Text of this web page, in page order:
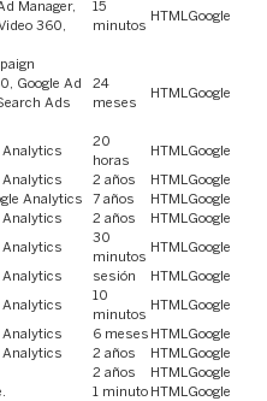
Manager,
360,
15
minutos
HTMLGoogle
Google Ad
Ads
24
meses
HTMLGoogle
Analytics
20
horas
HTMLGoogle
Analytics 2 años HTMLGoogle
Analytics 7 años HTMLGoogle
Analytics 2 años HTMLGoogle
Analytics
30
minutos
HTMLGoogle
Analytics sesión HTMLGoogle
Analytics
10
minutos
HTMLGoogle
Analytics 6 meses HTMLGoogle
Analytics 2 años HTMLGoogle
2 años HTMLGoogle
1 minuto HTMLGoogle